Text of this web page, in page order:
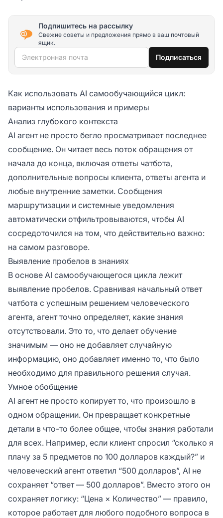
Подпишитесь на рассылку
Свежие советы и предложения прямо в ваш почтовый
ящик.
Электронная почта Подписаться
Как использовать AI самообучающийся цикл:
варианты использования и примеры
Анализ глубокого контекста
AI агент не просто бегло просматривает последнее
сообщение. Он читает весь поток обращения от
начала до конца, включая ответы чатбота,
дополнительные вопросы клиента, ответы агента и
любые внутренние заметки. Сообщения
маршрутизации и системные уведомления
автоматически отфильтровываются, чтобы AI
сосредоточился на том, что действительно важно:
на самом разговоре.
Выявление пробелов в знаниях
В основе AI самообучающегося цикла лежит
выявление пробелов. Сравнивая начальный ответ
чатбота с успешным решением человеческого
агента, агент точно определяет, какие знания
отсутствовали. Это то, что делает обучение
значимым — оно не добавляет случайную
информацию, оно добавляет именно то, что было
необходимо для правильного решения случая.
Умное обобщение
AI агент не просто копирует то, что произошло в
одном обращении. Он превращает конкретные
детали в что-то более общее, чтобы знания работали
для всех. Например, если клиент спросил “сколько я
плачу за 5 предметов по 100 долларов каждый?” и
человеческий агент ответил “500 долларов”, AI не
сохраняет “ответ — 500 долларов”. Вместо этого он
сохраняет логику: “Цена × Количество” — правило,
которое работает для любого подобного вопроса в